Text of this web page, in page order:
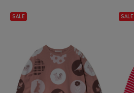
SALE SALE